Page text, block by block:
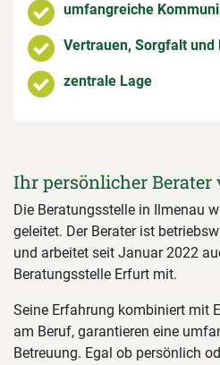
umfangreiche
Vertrauen, Sorgfalt und
zentrale Lage
Ihr persönlicher Berater
Die Beratungsstelle in Ilmenau
geleitet. Der Berater ist
und arbeitet seit Januar 2022
Beratungsstelle Erfurt mit.
Seine Erfahrung kombiniert mit
am Beruf, garantieren eine
Betreuung. Egal ob persönlich